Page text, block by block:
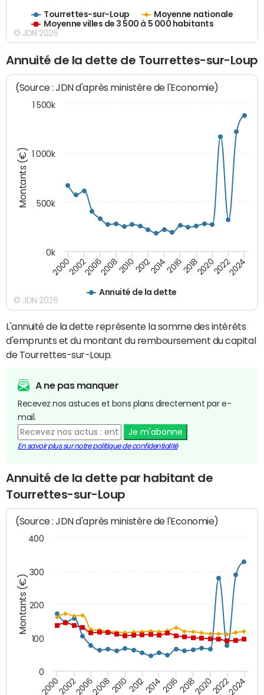
Tourrettes-sur-Loup
Moyenne nationale
Moyenne villes de 3 500 à 5 000 habitants
© JDN 2026
Annuité de la dette de Tourrettes-sur-Loup
Montants (€)
(Source : JDN d'après ministère de l'Economie)
Annuité de la dette
200020022006200820102012201420162018202020222024
0k
500k
1 000k
1 500k
© JDN 2026
L'annuité de la dette représente la somme des intérêts
d'emprunts et du montant du remboursement du capital
de Tourrettes-sur-Loup.
A ne pas manquer
Recevez nos astuces et bons plans directement par e-
mail.
Je m'abonne
En savoir plus sur notre politique de confidentialité
Annuité de la dette par habitant de
Tourrettes-sur-Loup
Montants (€)
(Source : JDN d'après ministère de l'Economie)
200020022006200820102012201420162018202020222024
0
100
200
300
400